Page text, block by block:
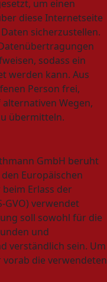
um einen
diese Internetseite
sicherzustellen.
sodass ein
werden kann. Aus
Person frei,
Wegen,
übermitteln.
GmbH beruht
Europäischen
Erlass der
GVO) verwendet
soll sowohl für die
und
verständlich sein. Um
die verwendeten